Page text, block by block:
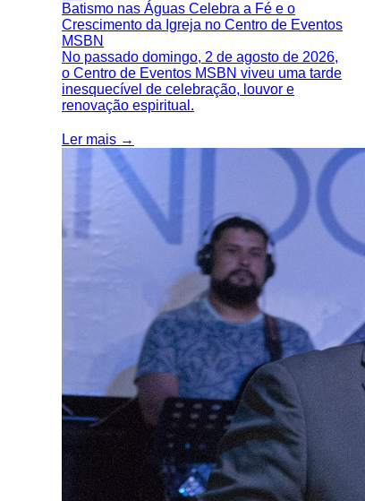
Batismo nas Águas Celebra a Fé e o
Crescimento da Igreja no Centro de Eventos
MSBN
No passado domingo, 2 de agosto de 2026,
o Centro de Eventos MSBN viveu uma tarde
inesquecível de celebração, louvor e
renovação espiritual.
Ler mais →